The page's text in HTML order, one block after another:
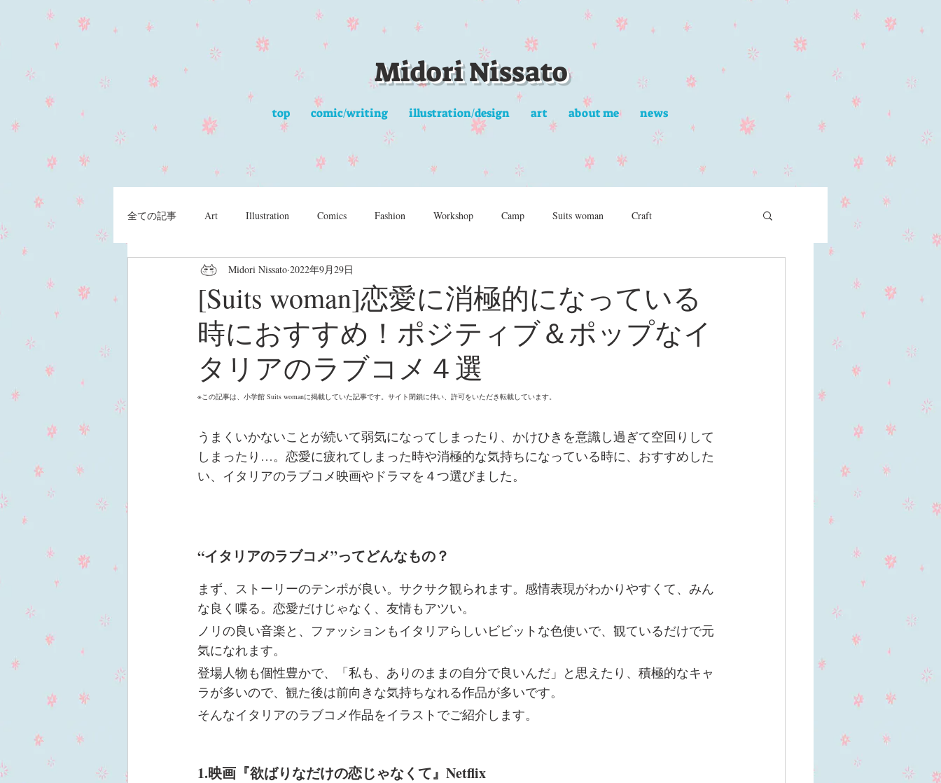
Midori Nissato
top comic/writing illustration/design art about me news
全ての記事 Art Illustration Comics Fashion Workshop Camp Suits woman Craft
[Suits woman]恋愛に消極的になっている
時におすすめ！ポジティブ＆ポップなイ
タリアのラブコメ４選
Midori Nissato 2022年9月29日
※この記事は、小学館 Suits womanに掲載していた記事です。サイト閉鎖に伴い、許可をいただき転載しています。
うまくいかないことが続いて弱気になってしまったり、かけひきを意識し過ぎて空回りして
しまったり…。恋愛に疲れてしまった時や消極的な気持ちになっている時に、おすすめした
い、イタリアのラブコメ映画やドラマを４つ選びました。
“イタリアのラブコメ”ってどんなもの？
まず、ストーリーのテンポが良い。サクサク観られます。感情表現がわかりやすくて、みん
な良く喋る。恋愛だけじゃなく、友情もアツい。
ノリの良い音楽と、ファッションもイタリアらしいビビットな色使いで、観ているだけで元
気になれます。
登場人物も個性豊かで、「私も、ありのままの自分で良いんだ」と思えたり、積極的なキャ
ラが多いので、観た後は前向きな気持ちなれる作品が多いです。
そんなイタリアのラブコメ作品をイラストでご紹介します。
1.映画『欲ばりなだけの恋じゃなくて』Netflix